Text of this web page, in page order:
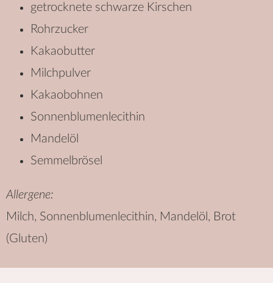
getrocknete schwarze Kirschen
Rohrzucker
Kakaobutter
Milchpulver
Kakaobohnen
Sonnenblumenlecithin
Mandelöl
Semmelbrösel
Allergene:
Milch, Sonnenblumenlecithin, Mandelöl, Brot
(Gluten)